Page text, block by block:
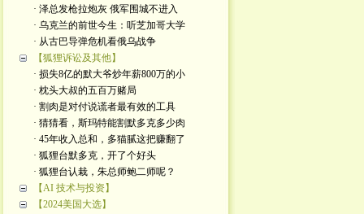
· 泽总发枪拉炮灰 俄军围城不进入
· 乌克兰的前世今生：听芝加哥大学
· 从古巴导弹危机看俄乌战争
【狐狸诉讼及其他】
· 损失8亿的默大爷炒年薪800万的小
· 枕头大叔的五百万赌局
· 割肉是对付说谎者最有效的工具
· 猜猜看，斯玛特能割默多克多少肉
· 45年收入总和，多猫腻这把赚翻了
· 狐狸台默多克，开了个好头
· 狐狸台认栽，朱总师鲍二师呢？
【AI 技术与投资】
【2024美国大选】